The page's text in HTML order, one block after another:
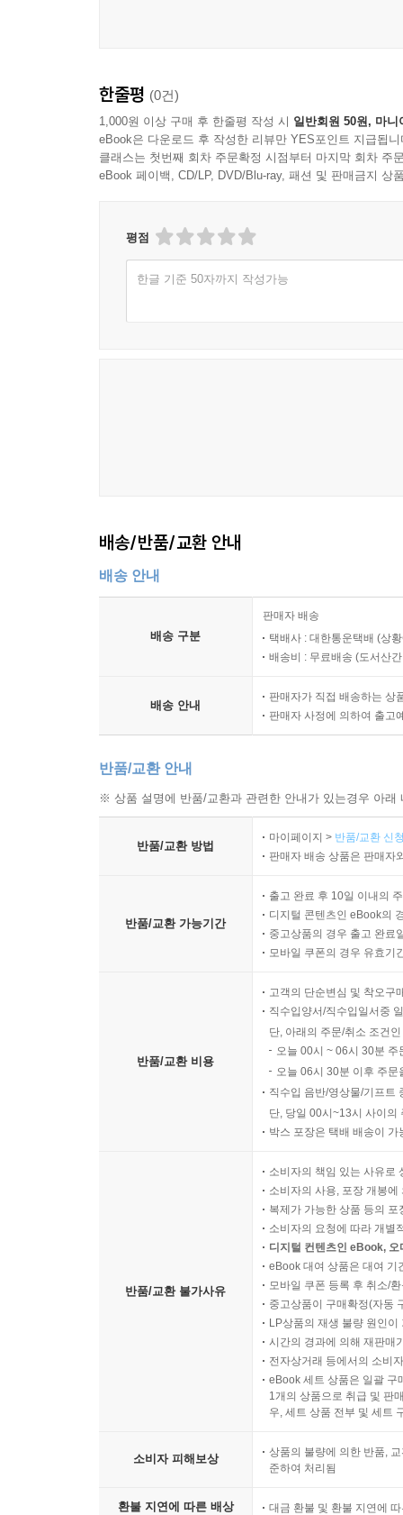
한줄평 (0건)
1,000원 이상 구매 후 한줄평 작성 시 일반회원 50원, 마니
eBook은 다운로드 후 작성한 리뷰만 YES포인트 지급됩니
클래스는 첫번째 회차 주문확정 시점부터 마지막 회차 주
eBook 페이백, CD/LP, DVD/Blu-ray, 패션 및 판매금지 상
평점
한글 기준 50자까지 작성가능
배송/반품/교환 안내
배송 안내
배송 구분
판매자 배송
택배사 : 대한통운택배 (상
배송비 : 무료배송 (도서산
배송 안내
판매자가 직접 배송하는 상
판매자 사정에 의하여 출고
반품/교환 안내
※ 상품 설명에 반품/교환과 관련한 안내가 있는경우 아
반품/교환 방법
마이페이지 > 반품/교환 신
판매자 배송 상품은 판매자
반품/교환 가능기간
출고 완료 후 10일 이내의
디지털 콘텐츠인 eBook의
중고상품의 경우 출고 완료
모바일 쿠폰의 경우 유효기
반품/교환 비용
고객의 단순변심 및 착오구
직수입양서/직수입일서중
단, 아래의 주문/취소 조건
오늘 00시 ~ 06시 30분
오늘 06시 30분 이후 주
직수입 음반/영상물/기프트
단, 당일 00시~13시 사이의
박스 포장은 택배 배송이
반품/교환 불가사유
소비자의 책임 있는 사유로
소비자의 사용, 포장 개봉
복제가 가능한 상품 등의
소비자의 요청에 따라 개별
디지털 컨텐츠인 eBook,
eBook 대여 상품은 대여 기
모바일 쿠폰 등록 후 취소/
중고상품이 구매확정(자동
LP상품의 재생 불량 원인
시간의 경과에 의해 재판매
전자상거래 등에서의 소비
eBook 세트 상품은 일괄 구
1개의 상품으로 취급 및 판
우, 세트 상품 전부 및 세트
소비자 피해보상
상품의 불량에 의한 반품,
준하여 처리됨
환불 지연에 따른 배상 대금 환불 및 환불 지연에